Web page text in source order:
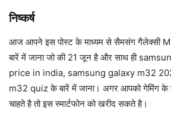
निष्कर्ष
आज आपने इस पोस्ट के माध्यम से सैमसंग गैलेक्सी
बारें में जाना जो की 21 जून है और साथ ही
price in india, samsung galaxy m32
m32 quiz के बारें में जाना। अगर आपको गेमिंग के
चाहते है तो इस स्मार्टफोन को खरीद सकते है।